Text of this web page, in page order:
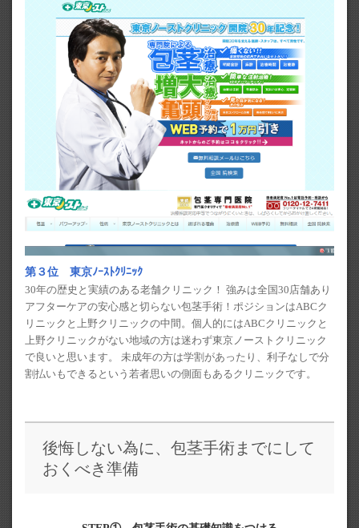
第３位 東京ﾉｰｽﾄｸﾘﾆｯｸ
30年の歴史と実績のある老舗クリニック！ 強みは全国30店舗あり
アフターケアの安心感と切らない包茎手術！ポジションはABCク
リニックと上野クリニックの中間。個人的にはABCクリニックと
上野クリニックがない地域の方は迷わず東京ノーストクリニック
で良いと思います。 未成年の方は学割があったり、利子なしで分
割払いもできるという若者思いの側面もあるクリニックです。
後悔しない為に、包茎手術までにして
おくべき準備